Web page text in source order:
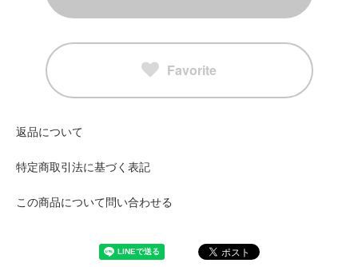
Favorite
返品について
特定商取引法に基づく表記
この商品について問い合わせる